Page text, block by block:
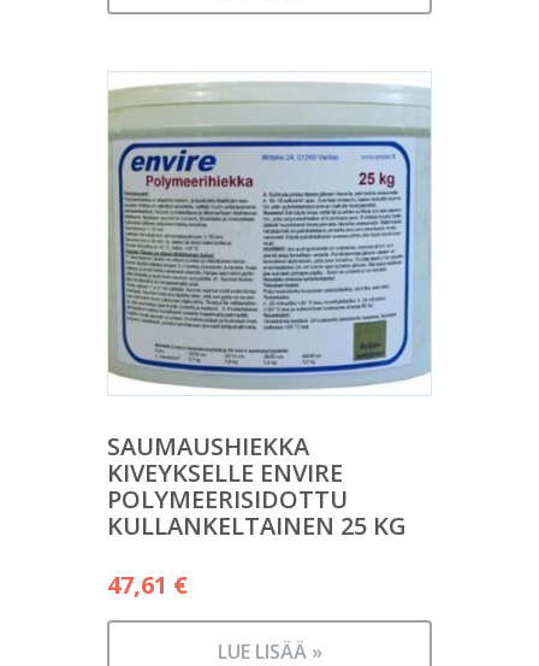
SAUMAUSHIEKKA
KIVEYKSELLE ENVIRE
POLYMEERISIDOTTU
KULLANKELTAINEN 25 KG
47,61 €
LUE LISÄÄ »